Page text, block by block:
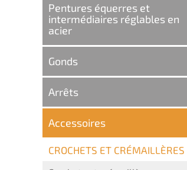
Pentures équerres et
intermédiaires réglables en
acier
Gonds
Arrêts
Accessoires
CROCHETS ET CRÉMAILLÈRES